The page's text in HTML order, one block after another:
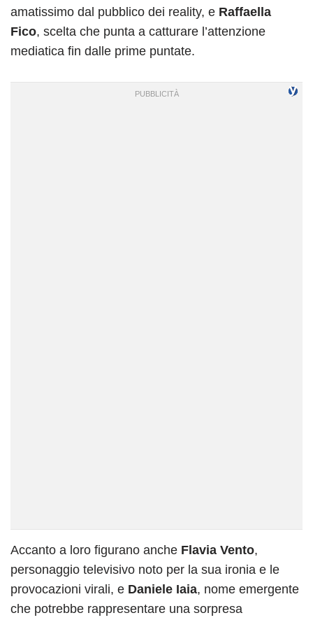
amatissimo dal pubblico dei reality, e Raffaella
Fico, scelta che punta a catturare l’attenzione
mediatica fin dalle prime puntate.
Accanto a loro figurano anche Flavia Vento,
personaggio televisivo noto per la sua ironia e le
provocazioni virali, e Daniele Iaia, nome emergente
che potrebbe rappresentare una sorpresa